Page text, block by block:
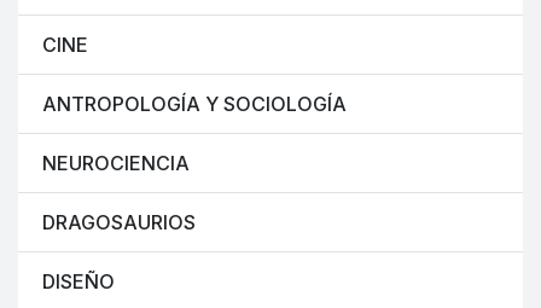
CINE
ANTROPOLOGÍA Y SOCIOLOGÍA
NEUROCIENCIA
DRAGOSAURIOS
DISEÑO